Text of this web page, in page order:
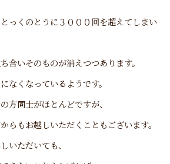
っくのとうに３０００回を超えてしまい
合いそのものが消えつつあります。
なくなっているようです。
方同士がほとんどですが、
らもお越しいただくこともございます。
いただいても、